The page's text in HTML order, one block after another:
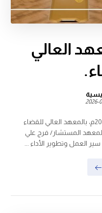
العالي
2026-
عقد يوم الأحد الموافق 21 يونيو 2026م، بالمعهد العالي للقضاء
المعهد المستشار/ فرج علي
العمل وتطوير الأداء ...